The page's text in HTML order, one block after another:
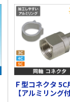
力オーバーに対応
す。 優れたシール
を持つ高シールド
製品です。 増幅部
直マストだけでな
スト取付金具の付
水平マストにも取
可能です。 給電線
ートや断線の異常
せ機能付の電源部
(BPDS6WB)が付属
す。 仕様・規格 ・使用周
波数(MHz)： 470～
Ｆ型コネクタ 5C
【アルミリング